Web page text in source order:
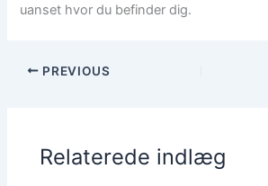
uanset hvor du befinder dig.
PREVIOUS
Relaterede indlæg